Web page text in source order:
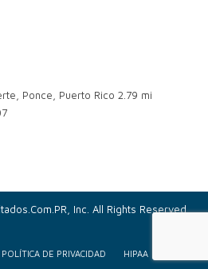
Ponce, Puerto Rico 2.79 mi
Inc. All Rights Reserved.
POLÍTICA DE PRIVACIDAD HIPAA